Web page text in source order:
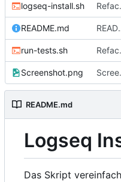
logseq-install.sh
README.md README
run-tests.sh
Screenshot.png
README.md
Logseq
Das Skript